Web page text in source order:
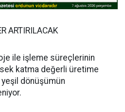
ARTIRILACAK
ile işleme süreçlerinin
katma değerli üretime
dönüşümün